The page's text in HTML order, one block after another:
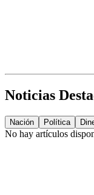
Noticias
Nación Política
No hay artículos